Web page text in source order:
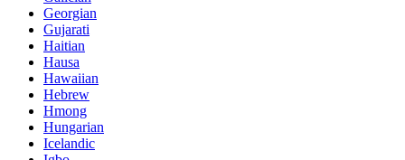
Georgian
Gujarati
Haitian
Hausa
Hawaiian
Hebrew
Hmong
Hungarian
Icelandic